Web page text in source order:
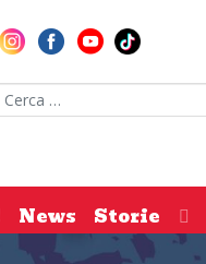
Cerca nel sito
News Storie